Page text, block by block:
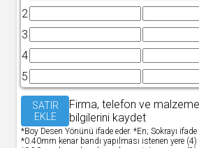
2
3
4
5
SATIR
EKLE
Firma, telefon ve malzeme
bilgilerini kaydet
*Boy Desen Yönünü ifade eder. *En; Sokrayı ifade
*0.40mm kenar bandı yapılması istenen yere (4)